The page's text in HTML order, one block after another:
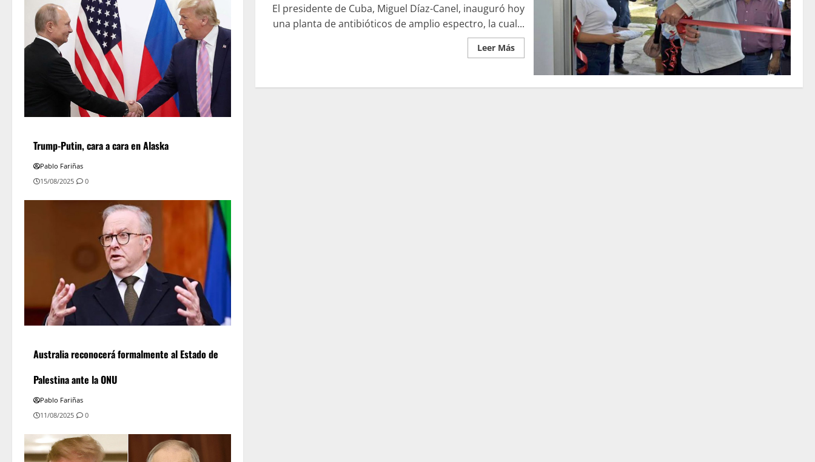
El presidente de Cuba, Miguel Díaz-Canel, inauguró hoy
una planta de antibióticos de amplio espectro, la cual...
Leer Más
Trump-Putin, cara a cara en Alaska
Pablo Fariñas
15/08/2025
0
Australia reconocerá formalmente al Estado de
Palestina ante la ONU
Pablo Fariñas
11/08/2025
0